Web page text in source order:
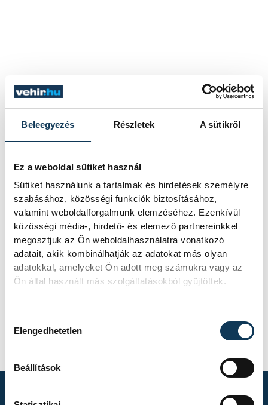
Beleegyezés Részletek A sütikről
Ez a weboldal sütiket használ
Sütiket használunk a tartalmak és hirdetések személyre
szabásához, közösségi funkciók biztosításához,
valamint weboldalforgalmunk elemzéséhez. Ezenkívül
közösségi média-, hirdető- és elemező partnereinkkel
megosztjuk az Ön weboldalhasználatra vonatkozó
adatait, akik kombinálhatják az adatokat más olyan
adatokkal, amelyeket Ön adott meg számukra vagy az
Ön által használt más szolgáltatásokból gyűjtöttek.
Elengedhetetlen
Beállítások